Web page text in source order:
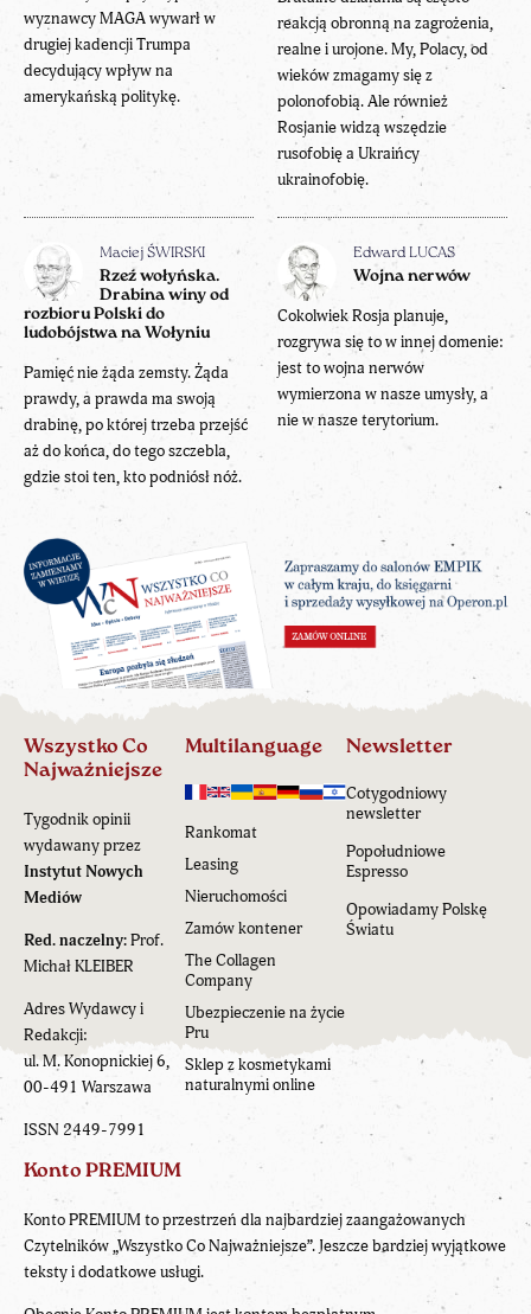
wyznawcy MAGA wywarł w
drugiej kadencji Trumpa
decydujący wpływ na
amerykańską politykę.
reakcją obronną na zagrożenia,
realne i urojone. My, Polacy, od
wieków zmagamy się z
polonofobią. Ale również
Rosjanie widzą wszędzie
rusofobię a Ukraińcy
ukrainofobię.
Maciej ŚWIRSKI
Rzeź wołyńska.
Drabina winy od
rozbioru Polski do
ludobójstwa na Wołyniu
Pamięć nie żąda zemsty. Żąda
prawdy, a prawda ma swoją
drabinę, po której trzeba przejść
aż do końca, do tego szczebla,
gdzie stoi ten, kto podniósł nóż.
Edward LUCAS
Wojna nerwów
Cokolwiek Rosja planuje,
rozgrywa się to w innej domenie:
jest to wojna nerwów
wymierzona w nasze umysły, a
nie w nasze terytorium.
Wszystko Co
Najważniejsze
Tygodnik opinii
wydawany przez
Instytut Nowych
Mediów
Red. naczelny:Prof.
Michał KLEIBER
Adres Wydawcy i
Redakcji:
ul. M. Konopnickiej 6,
00-491 Warszawa
ISSN 2449-7991
Multilanguage
Rankomat
Leasing
Nieruchomości
Zamów kontener
The Collagen
Company
Ubezpieczenie na życie
Pru
Sklep z kosmetykami
naturalnymi online
Newsletter
Cotygodniowy
newsletter
Popołudniowe
Espresso
Opowiadamy Polskę
Światu
Konto PREMIUM
Konto PREMIUM to przestrzeń dla najbardziej zaangażowanych
Czytelników „Wszystko Co Najważniejsze”. Jeszcze bardziej wyjątkowe
teksty i dodatkowe usługi.